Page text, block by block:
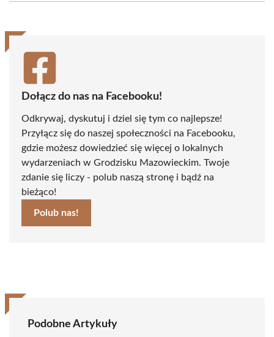
(Twitter)
Dołącz do nas na Facebooku!
Odkrywaj, dyskutuj i dziel się tym co najlepsze!
Przyłącz się do naszej społeczności na Facebooku,
gdzie możesz dowiedzieć się więcej o lokalnych
wydarzeniach w Grodzisku Mazowieckim. Twoje
zdanie się liczy - polub naszą stronę i bądź na
bieżąco!
Polub nas!
Podobne Artykuły